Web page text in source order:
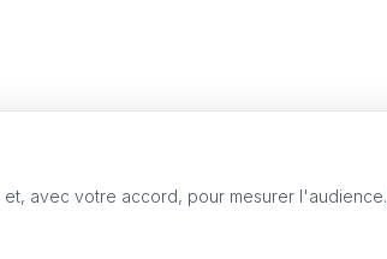
avec votre accord, pour mesurer l'audience.